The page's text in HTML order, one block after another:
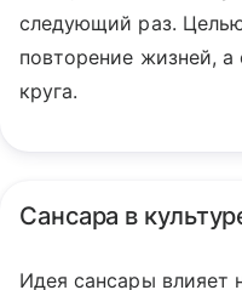
следующий раз.
повторение жизней, а
круга.
Сансара в
Идея сансары влияет